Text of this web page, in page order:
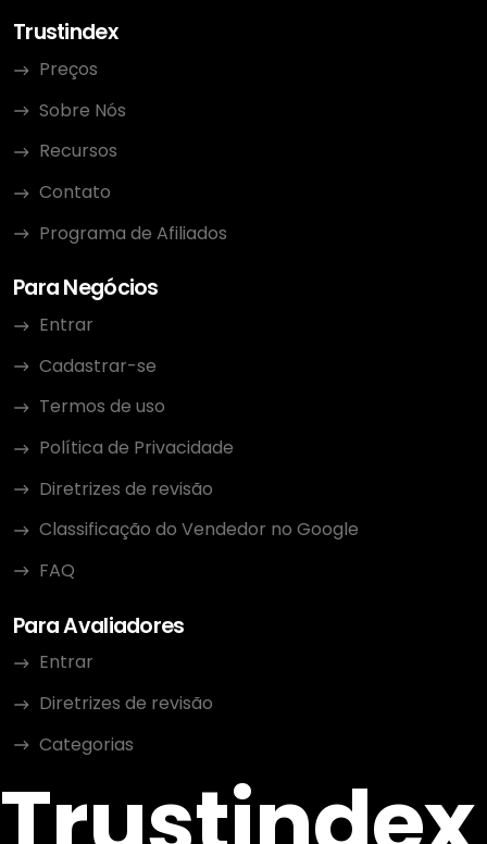
Trustindex
Preços
Sobre Nós
Recursos
Contato
Programa de Afiliados
Para Negócios
Entrar
Cadastrar-se
Termos de uso
Política de Privacidade
Diretrizes de revisão
Classificação do Vendedor no Google
FAQ
Para Avaliadores
Entrar
Diretrizes de revisão
Categorias